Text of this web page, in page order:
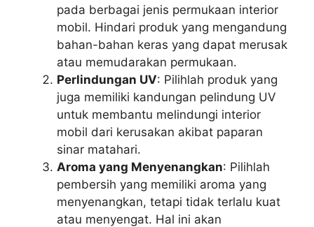
pada berbagai jenis permukaan interior
mobil. Hindari produk yang mengandung
bahan-bahan keras yang dapat merusak
atau memudarakan permukaan.
Perlindungan UV: Pilihlah produk yang
juga memiliki kandungan pelindung UV
untuk membantu melindungi interior
mobil dari kerusakan akibat paparan
sinar matahari.
Aroma yang Menyenangkan: Pilihlah
pembersih yang memiliki aroma yang
menyenangkan, tetapi tidak terlalu kuat
atau menyengat. Hal ini akan